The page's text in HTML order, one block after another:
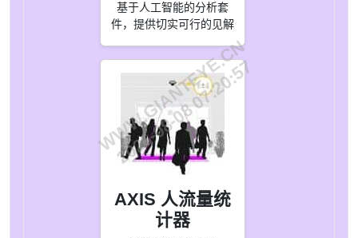
基于人工智能的分析套
件，提供切实可行的见解
AXIS 人流量统
计器
WWW.GIANTEYE.CN
2026-08-08 07:20:57